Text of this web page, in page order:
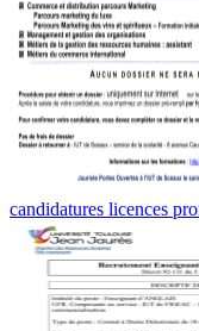
candidatures licences